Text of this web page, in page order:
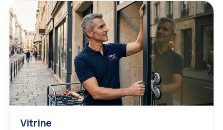
Vitrine